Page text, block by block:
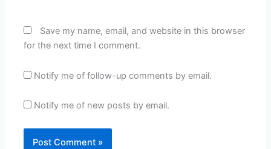
Save my name, email, and website in this browser
for the next time I comment.
Notify me of follow-up comments by email.
Notify me of new posts by email.